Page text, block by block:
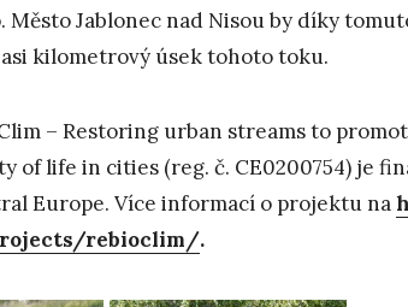
Město Jablonec nad Nisou by díky
kilometrový úsek tohoto toku.
– Restoring urban streams to
of life in cities (reg. č. CE0200754) je
Europe. Více informací o projektu na
rebioclim/.